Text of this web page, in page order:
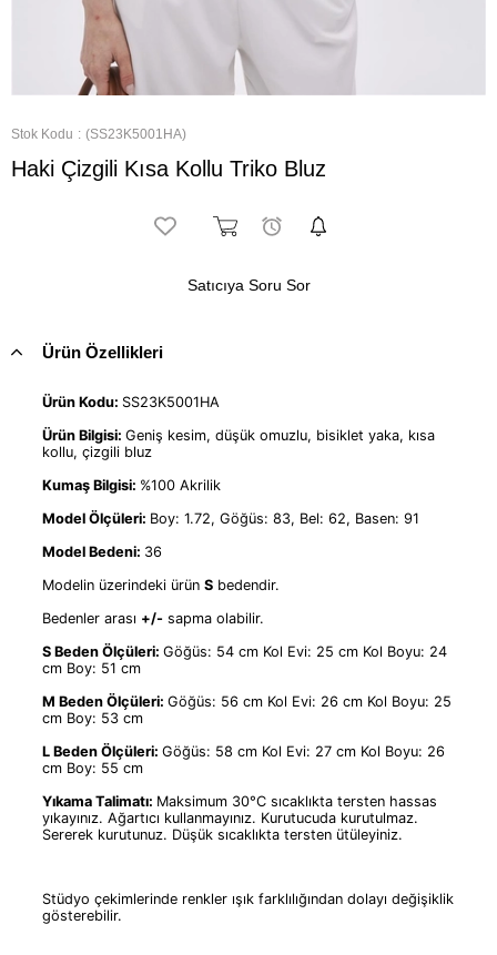
Stok Kodu (SS23K5001HA)
Haki Çizgili Kısa Kollu Triko Bluz
Satıcıya Soru Sor
Ürün Özellikleri
Ürün Kodu: SS23K5001HA
Ürün Bilgisi: Geniş kesim, düşük omuzlu, bisiklet yaka, kısa
kollu, çizgili bluz
Kumaş Bilgisi: %100 Akrilik
Model Ölçüleri: Boy: 1.72, Göğüs: 83, Bel: 62, Basen: 91
Model Bedeni: 36
Modelin üzerindeki ürün S bedendir.
Bedenler arası +/- sapma olabilir.
S Beden Ölçüleri: Göğüs: 54 cm Kol Evi: 25 cm Kol Boyu: 24
cm Boy: 51 cm
M Beden Ölçüleri: Göğüs: 56 cm Kol Evi: 26 cm Kol Boyu: 25
cm Boy: 53 cm
L Beden Ölçüleri: Göğüs: 58 cm Kol Evi: 27 cm Kol Boyu: 26
cm Boy: 55 cm
Yıkama Talimatı: Maksimum 30°C sıcaklıkta tersten hassas
yıkayınız. Ağartıcı kullanmayınız. Kurutucuda kurutulmaz.
Sererek kurutunuz. Düşük sıcaklıkta tersten ütüleyiniz.
Stüdyo çekimlerinde renkler ışık farklılığından dolayı değişiklik
gösterebilir.